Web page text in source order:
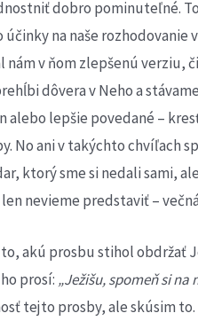
dobro pominuteľné.
účinky na naše
nám v ňom zlepšenú verziu,
dôvera v Neho a
alebo lepšie povedané –
No ani v takýchto chvíľach
ktorý sme si nedali sami,
nevieme predstaviť –
to, akú prosbu stihol obdržať
prosí: „Ježišu, spomeň si
tejto prosby, ale skúsim